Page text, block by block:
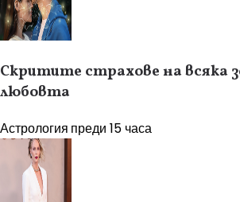
Скритите страхове на всяка
любовта
Астрология преди 15 часа